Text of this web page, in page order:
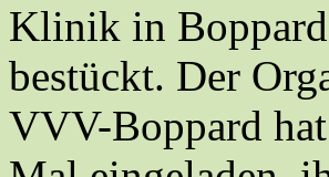
Klinik in Boppard
bestückt. Der
VVV-Boppard